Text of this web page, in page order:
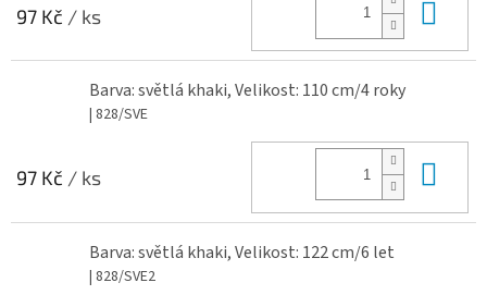
97 Kč / ks
Barva: světlá khaki, Velikost: 110 cm/4 roky
| 828/SVE
97 Kč / ks
Barva: světlá khaki, Velikost: 122 cm/6 let
| 828/SVE2